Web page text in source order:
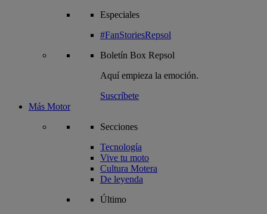
Especiales
#FanStoriesRepsol
Boletín Box Repsol
Aquí empieza la emoción.
Suscríbete
Más Motor
Secciones
Tecnología
Vive tu moto
Cultura Motera
De leyenda
Último